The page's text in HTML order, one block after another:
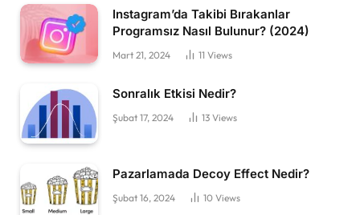
Instagram’da Takibi Bırakanlar
Programsız Nasıl Bulunur? (2024)
Mart 21, 2024 11 Views
Sonralık Etkisi Nedir?
Şubat 17, 2024 13 Views
Pazarlamada Decoy Effect Nedir?
Şubat 16, 2024 10 Views